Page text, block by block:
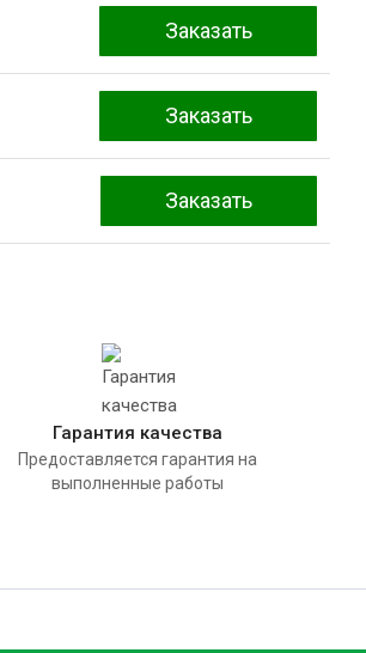
Заказать
Заказать
Заказать
Гарантия качества
Предоставляется гарантия на
выполненные работы